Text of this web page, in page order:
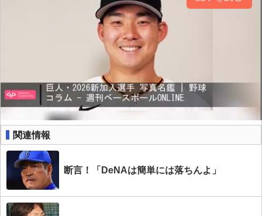
関連情報
断言！「DeNAは簡単には落ちんよ」